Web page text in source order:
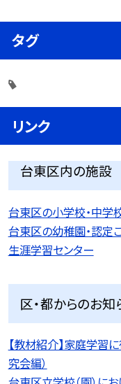
タグ
リンク
台東区内の施設
台東区の小学校・中学
台東区の幼稚園・認定
生涯学習センター
区・都からのお知
【教材紹介】家庭学習
究会編）